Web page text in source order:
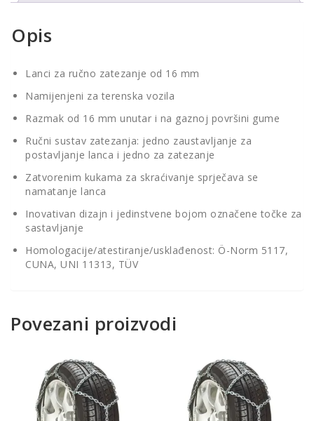
Opis
Lanci za ručno zatezanje od 16 mm
Namijenjeni za terenska vozila
Razmak od 16 mm unutar i na gaznoj površini gume
Ručni sustav zatezanja: jedno zaustavljanje za
postavljanje lanca i jedno za zatezanje
Zatvorenim kukama za skraćivanje sprječava se
namatanje lanca
Inovativan dizajn i jedinstvene bojom označene točke za
sastavljanje
Homologacije/atestiranje/usklađenost: Ö-Norm 5117,
CUNA, UNI 11313, TÜV
Povezani proizvodi